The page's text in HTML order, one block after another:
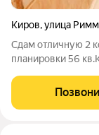
Киров,улица
Сдам отличную 2
планировки 56
Лодж/застеклена.
доступности.